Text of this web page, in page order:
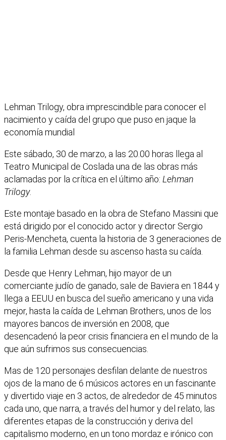
Lehman Trilogy, obra imprescindible para conocer el
nacimiento y caída del grupo que puso en jaque la
economía mundial
Este sábado, 30 de marzo, a las 20.00 horas llega al
Teatro Municipal de Coslada una de las obras más
aclamadas por la crítica en el último año: Lehman
Trilogy.
Este montaje basado en la obra de Stefano Massini que
está dirigido por el conocido actor y director Sergio
Peris-Mencheta, cuenta la historia de 3 generaciones de
la familia Lehman desde su ascenso hasta su caída.
Desde que Henry Lehman, hijo mayor de un
comerciante judío de ganado, sale de Baviera en 1844 y
llega a EEUU en busca del sueño americano y una vida
mejor, hasta la caída de Lehman Brothers, unos de los
mayores bancos de inversión en 2008, que
desencadenó la peor crisis financiera en el mundo de la
que aún sufrimos sus consecuencias.
Mas de 120 personajes desfilan delante de nuestros
ojos de la mano de 6 músicos actores en un fascinante
y divertido viaje en 3 actos, de alrededor de 45 minutos
cada uno, que narra, a través del humor y del relato, las
diferentes etapas de la construcción y deriva del
capitalismo moderno, en un tono mordaz e irónico con